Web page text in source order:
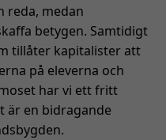
reda, medan
betygen. Samtidigt
tillåter kapitalister att
på eleverna och
har vi ett fritt
är en bidragande